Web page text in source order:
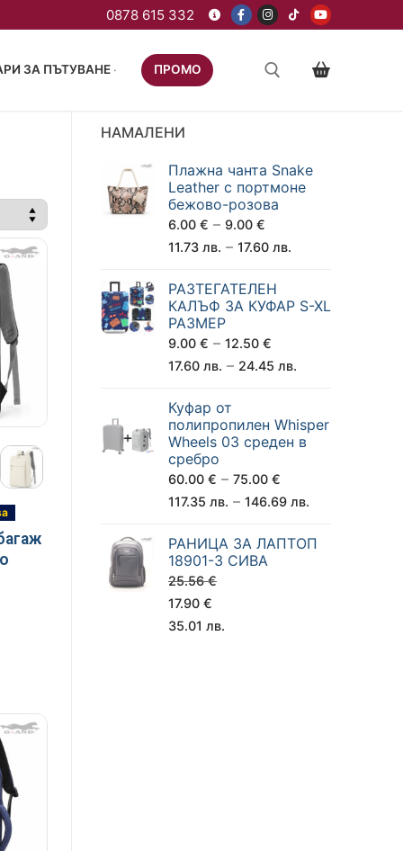
ЗА ПЪТУВАНЕ ПРОМО
НАМАЛЕНИ
Плажна чанта Snake
Leather с портмоне
бежово-розова
6.00 € – 9.00 €
11.73 лв. – 17.60 лв.
РАЗТЕГАТЕЛЕН
КАЛЪФ ЗА КУФАР S-XL
РАЗМЕР
9.00 € – 12.50 €
17.60 лв. – 24.45 лв.
Куфар от
полипропилен Whisper
Wheels 03 среден в
сребро
60.00 € – 75.00 €
117.35 лв. – 146.69 лв.
РАНИЦА ЗА ЛАПТОП
18901-3 СИВА
25.56€
17.90 €
35.01 лв.